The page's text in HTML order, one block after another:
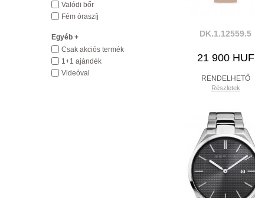
Valódi bőr
Fém óraszíj
Egyéb +
Csak akciós termék
1+1 ajándék
Videóval
DK.1.12559.5
21 900 HUF
RENDELHETŐ
Részletek